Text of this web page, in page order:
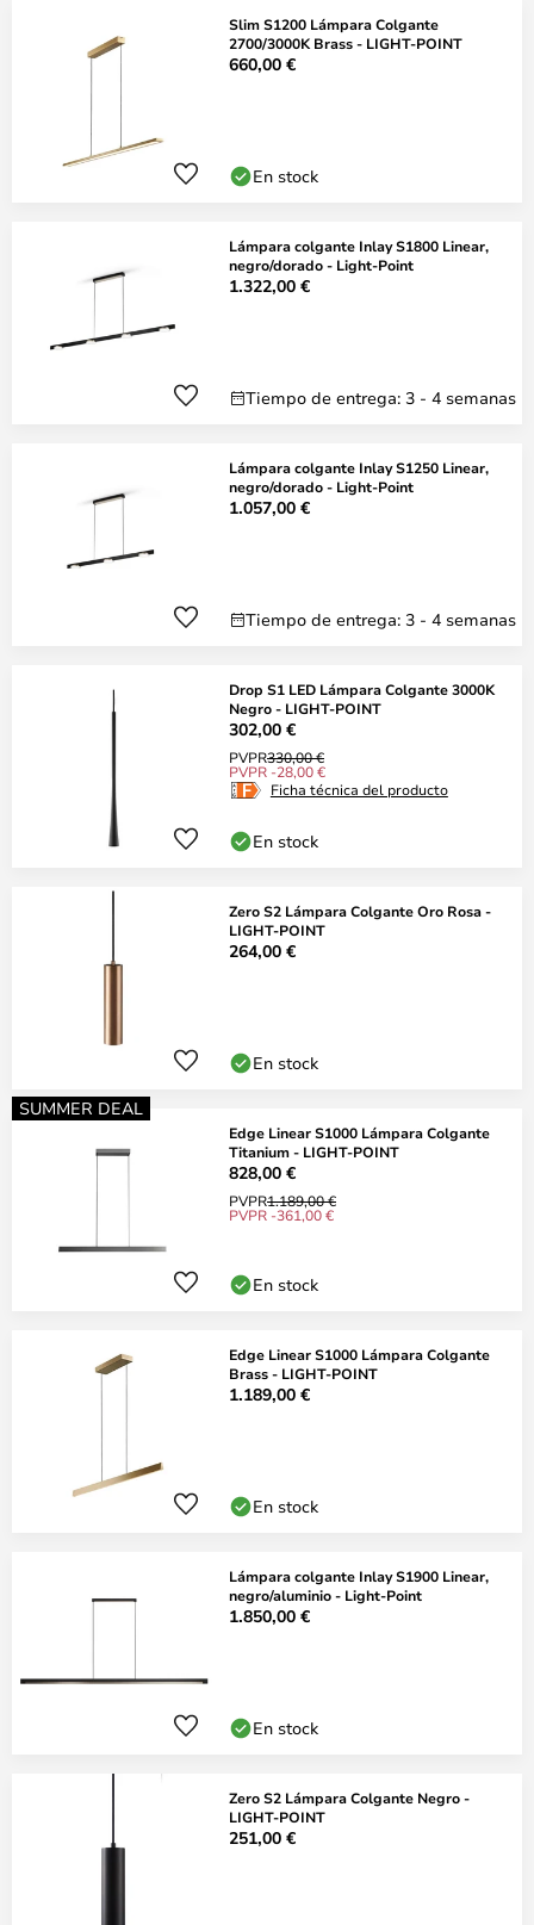
Slim S1200 Lámpara Colgante
2700/3000K Brass - LIGHT-POINT
660,00 €
En stock
Lámpara colgante Inlay S1800 Linear,
negro/dorado - Light-Point
1.322,00 €
Tiempo de entrega: 3 - 4 semanas
Lámpara colgante Inlay S1250 Linear,
negro/dorado - Light-Point
1.057,00 €
Tiempo de entrega: 3 - 4 semanas
Drop S1 LED Lámpara Colgante 3000K
Negro - LIGHT-POINT
302,00 €
PVPR330,00 €
PVPR -28,00 €
Ficha técnica del producto
En stock
Zero S2 Lámpara Colgante Oro Rosa -
LIGHT-POINT
264,00 €
En stock
SUMMER DEAL
Edge Linear S1000 Lámpara Colgante
Titanium - LIGHT-POINT
828,00 €
PVPR1.189,00 €
PVPR -361,00 €
En stock
Edge Linear S1000 Lámpara Colgante
Brass - LIGHT-POINT
1.189,00 €
En stock
Lámpara colgante Inlay S1900 Linear,
negro/aluminio - Light-Point
1.850,00 €
En stock
Zero S2 Lámpara Colgante Negro -
LIGHT-POINT
251,00 €